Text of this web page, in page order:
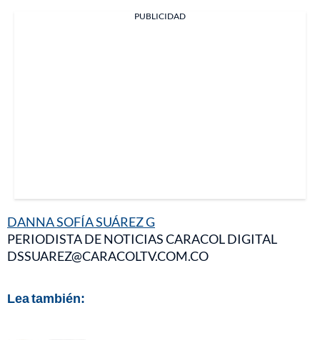
PUBLICIDAD
DANNA SOFÍA SUÁREZ G
PERIODISTA DE NOTICIAS CARACOL DIGITAL
DSSUAREZ@CARACOLTV.COM.CO
Lea también: